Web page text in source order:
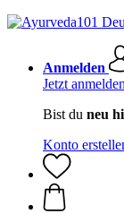
Anmelden
Jetzt anmelden
Bist du neu
Konto